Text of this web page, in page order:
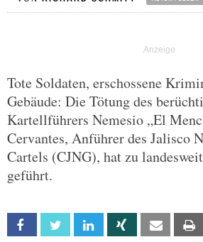
Tote Soldaten, erschossene
Gebäude: Die Tötung des
Kartellführers Nemesio „El
Cervantes, Anführer des Jalisco
Cartels (CJNG), hat zu
geführt.
Facebook Twitter Linkedin Xing Email